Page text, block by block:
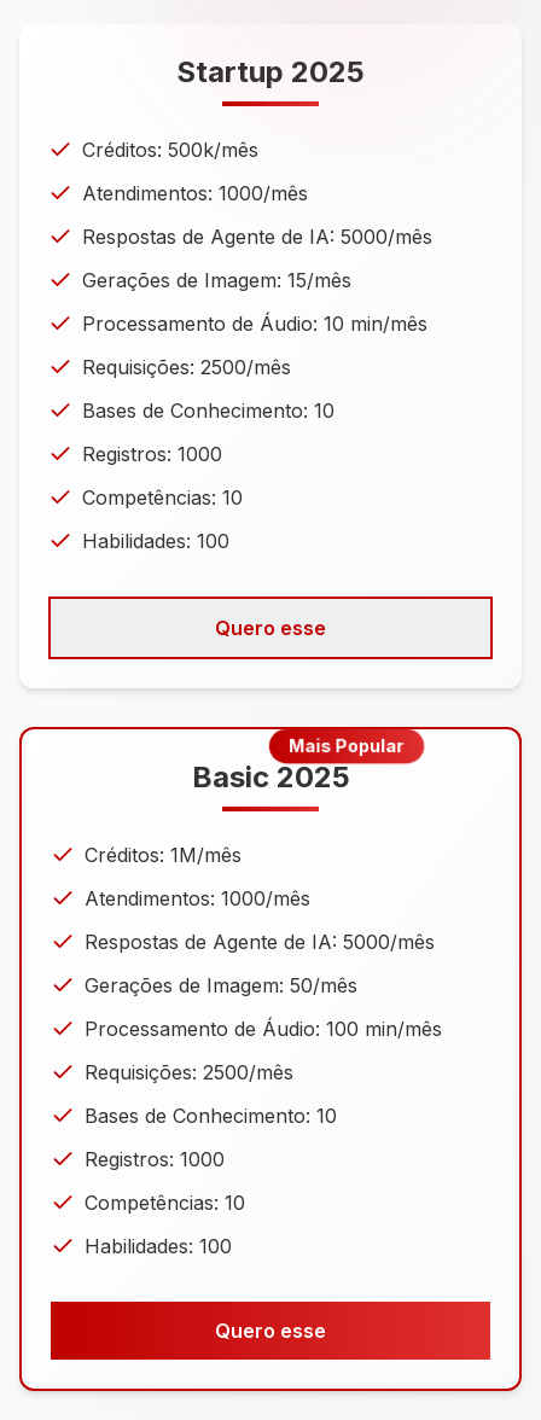
Startup 2025
Créditos: 500k/mês
Atendimentos: 1000/mês
Respostas de Agente de IA: 5000/mês
Gerações de Imagem: 15/mês
Processamento de Áudio: 10 min/mês
Requisições: 2500/mês
Bases de Conhecimento: 10
Registros: 1000
Competências: 10
Habilidades: 100
Quero esse
Mais Popular
Basic 2025
Créditos: 1M/mês
Atendimentos: 1000/mês
Respostas de Agente de IA: 5000/mês
Gerações de Imagem: 50/mês
Processamento de Áudio: 100 min/mês
Requisições: 2500/mês
Bases de Conhecimento: 10
Registros: 1000
Competências: 10
Habilidades: 100
Quero esse